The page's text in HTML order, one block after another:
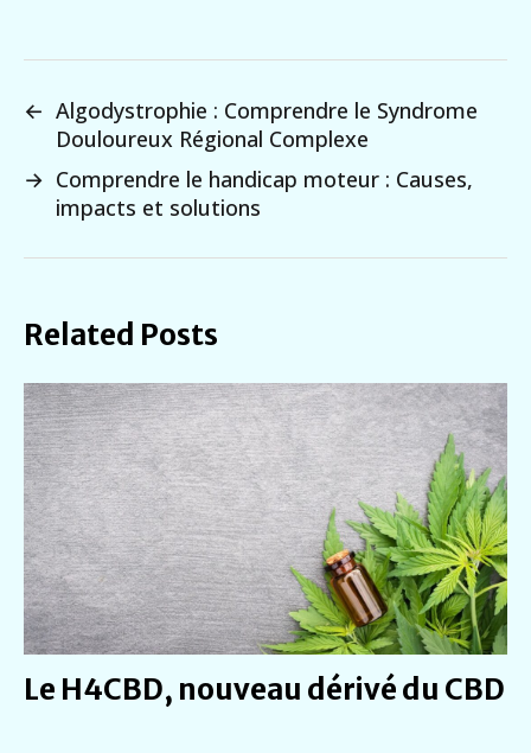
← Algodystrophie : Comprendre le Syndrome
Douloureux Régional Complexe
→ Comprendre le handicap moteur : Causes,
impacts et solutions
Related Posts
Le H4CBD, nouveau dérivé du CBD